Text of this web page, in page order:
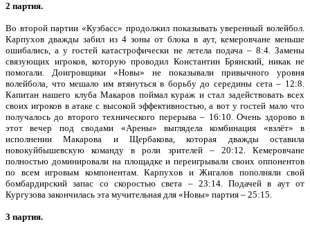
2 партия.
Во второй партии «Кузбасс» продолжил показывать уверенный волейбол.
Карпухов дважды забил из 4 зоны от блока в аут, кемеровчане меньше
ошибались, а у гостей катастрофически не летела подача – 8:4. Замены
связующих игроков, которую проводил Константин Брянский, никак не
помогали. Доигровщики «Новы» не показывали привычного уровня
волейбола, что мешало им втянуться в борьбу до середины сета – 12:8.
Капитан нашего клуба Макаров поймал кураж и стал задействовать всех
своих игроков в атаке с высокой эффективностью, а вот у гостей мало что
получалось до второго технического перерыва – 16:10. Очень здорово в
этот вечер под сводами «Арены» выглядела комбинация «взлёт» в
исполнении Макарова и Щербакова, которая дважды оставила
новокуйбышевскую команду в роли зрителей – 20:12. Кемеровчане
полностью доминировали на площадке и переигрывали своих оппонентов
по всем игровым компонентам. Карпухов и Жигалов пополняли свой
бомбардирский запас со скоростью света – 23:14. Подачей в аут от
Кургузова закончилась эта мучительная для «Новы» партия – 25:15.
3 партия.